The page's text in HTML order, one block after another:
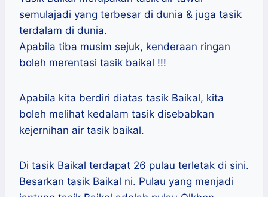
semulajadi yang terbesar di dunia & juga tasik
terdalam di dunia.
Apabila tiba musim sejuk, kenderaan ringan
boleh merentasi tasik baikal !!!
Apabila kita berdiri diatas tasik Baikal, kita
boleh melihat kedalam tasik disebabkan
kejernihan air tasik baikal.
Di tasik Baikal terdapat 26 pulau terletak di sini.
Besarkan tasik Baikal ni. Pulau yang menjadi